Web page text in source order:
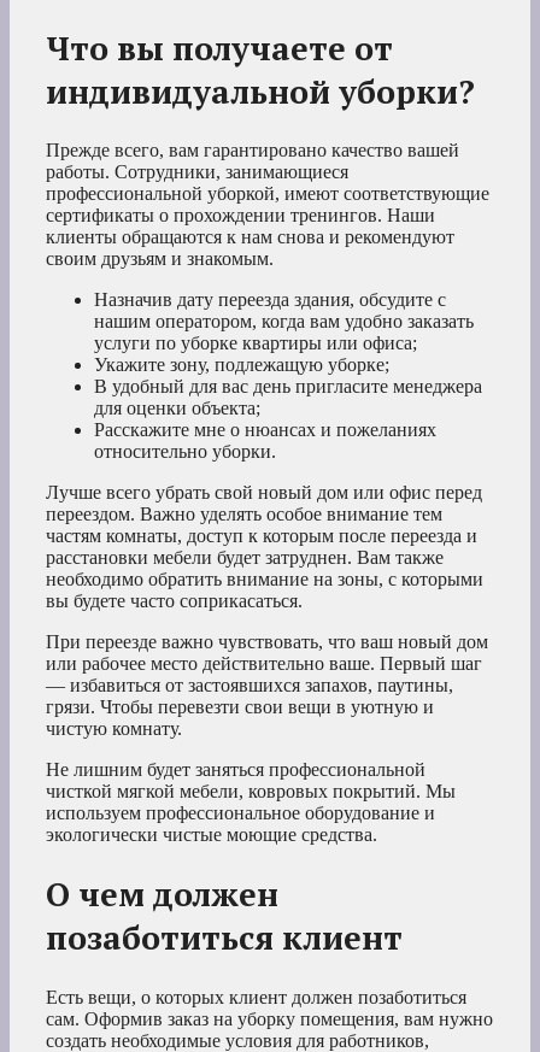
Что вы получаете от
индивидуальной уборки?
Прежде всего, вам гарантировано качество вашей
работы. Сотрудники, занимающиеся
профессиональной уборкой, имеют соответствующие
сертификаты о прохождении тренингов. Наши
клиенты обращаются к нам снова и рекомендуют
своим друзьям и знакомым.
Назначив дату переезда здания, обсудите с
нашим оператором, когда вам удобно заказать
услуги по уборке квартиры или офиса;
Укажите зону, подлежащую уборке;
В удобный для вас день пригласите менеджера
для оценки объекта;
Расскажите мне о нюансах и пожеланиях
относительно уборки.
Лучше всего убрать свой новый дом или офис перед
переездом. Важно уделять особое внимание тем
частям комнаты, доступ к которым после переезда и
расстановки мебели будет затруднен. Вам также
необходимо обратить внимание на зоны, с которыми
вы будете часто соприкасаться.
При переезде важно чувствовать, что ваш новый дом
или рабочее место действительно ваше. Первый шаг
— избавиться от застоявшихся запахов, паутины,
грязи. Чтобы перевезти свои вещи в уютную и
чистую комнату.
Не лишним будет заняться профессиональной
чисткой мягкой мебели, ковровых покрытий. Мы
используем профессиональное оборудование и
экологически чистые моющие средства.
О чем должен
позаботиться клиент
Есть вещи, о которых клиент должен позаботиться
сам. Оформив заказ на уборку помещения, вам нужно
создать необходимые условия для работников,